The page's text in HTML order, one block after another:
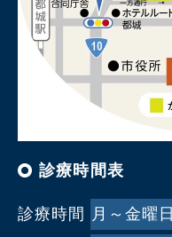
診療時間表
診療時間 月～金曜日